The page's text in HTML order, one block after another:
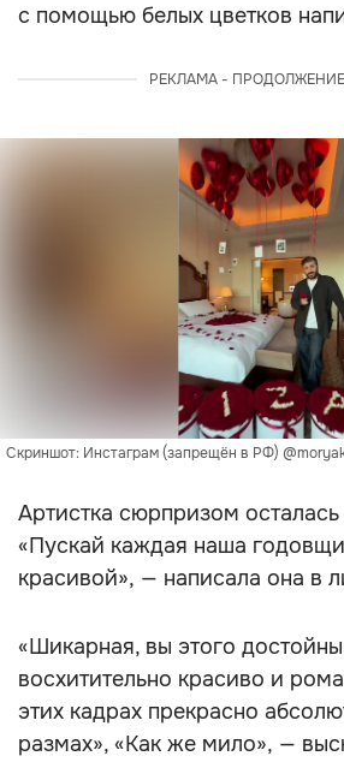
с помощью белых цветков
РЕКЛАМА -
Скриншот: Инстаграм (запрещён в РФ)
Артистка сюрпризом
«Пускай каждая наша
красивой», — написала она в
«Шикарная, вы этого
восхитительно красиво и
этих кадрах прекрасно
размах», «Как же мило», —